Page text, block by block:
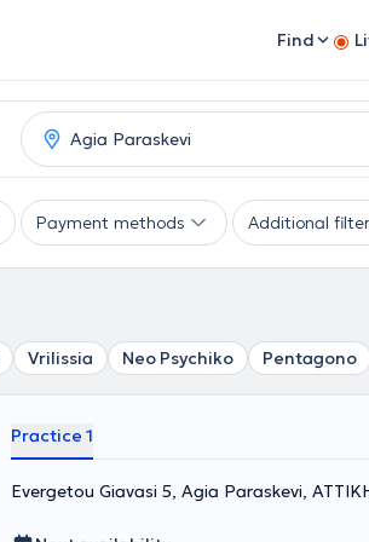
Find
Payment methods Additional
Vrilissia Neo Psychiko Pentagono
Practice 1
Evergetou Giavasi 5, Agia Paraskevi,